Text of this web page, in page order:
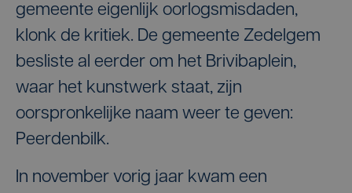
gemeente eigenlijk oorlogsmisdaden,
klonk de kritiek. De gemeente Zedelgem
besliste al eerder om het Brivibaplein,
waar het kunstwerk staat, zijn
oorspronkelijke naam weer te geven:
Peerdenbilk.
In november vorig jaar kwam een